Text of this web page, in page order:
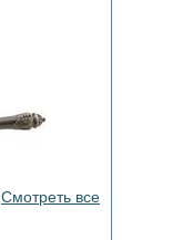
Смотреть все